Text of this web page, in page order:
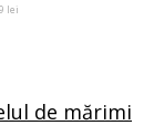
lei
de mărimi